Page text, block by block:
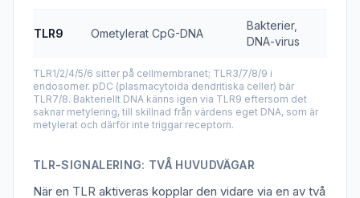
TLR9 Ometylerat CpG-DNA
Bakterier,
DNA-virus
TLR1/2/4/5/6 sitter på cellmembranet; TLR3/7/8/9 i
endosomer. pDC (plasmacytoida dendritiska celler) bär
TLR7/8. Bakteriellt DNA känns igen via TLR9 eftersom det
saknar metylering, till skillnad från värdens eget DNA, som är
metylerat och därför inte triggar receptorn.
TLR-SIGNALERING: TVÅ HUVUDVÄGAR
När en TLR aktiveras kopplar den vidare via en av två